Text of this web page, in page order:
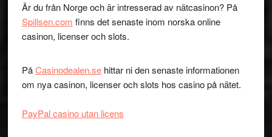
Är du från Norge och är intresserad av nätcasinon? På
Spillsen.com finns det senaste inom norska online
casinon, licenser och slots.
PåCasinodealen.sehittar ni den senaste informationen
om nya casinon, licenser och slots hos casino på nätet.
PayPal casino utan licens